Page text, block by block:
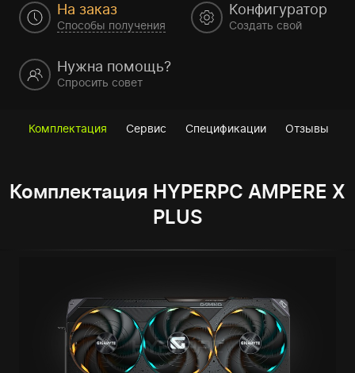
На заказ
Способы получения
Конфигуратор
Создать свой
Нужна помощь?
Спросить совет
Комплектация Сервис Спецификации Отзывы
Комплектация HYPERPC AMPERE X
PLUS